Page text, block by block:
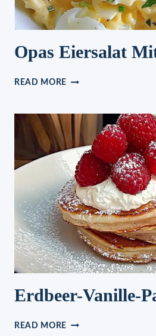
Opas Eiersalat
READ MORE OPAS
KNOBLAUCH
Erdbeer-Vanille-
READ MORE ERDBEER-